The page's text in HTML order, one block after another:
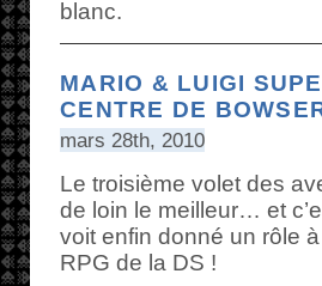
blanc.
MARIO & LUIGI
CENTRE DE
mars 28th, 2010
Le troisième volet des
de loin le meilleur… et
voit enfin donné un rôle
RPG de la DS !